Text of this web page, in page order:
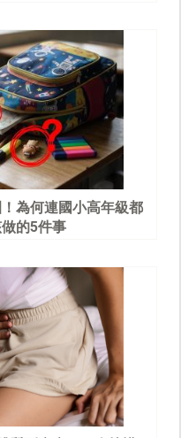
為何連國小高年級都
的5件事